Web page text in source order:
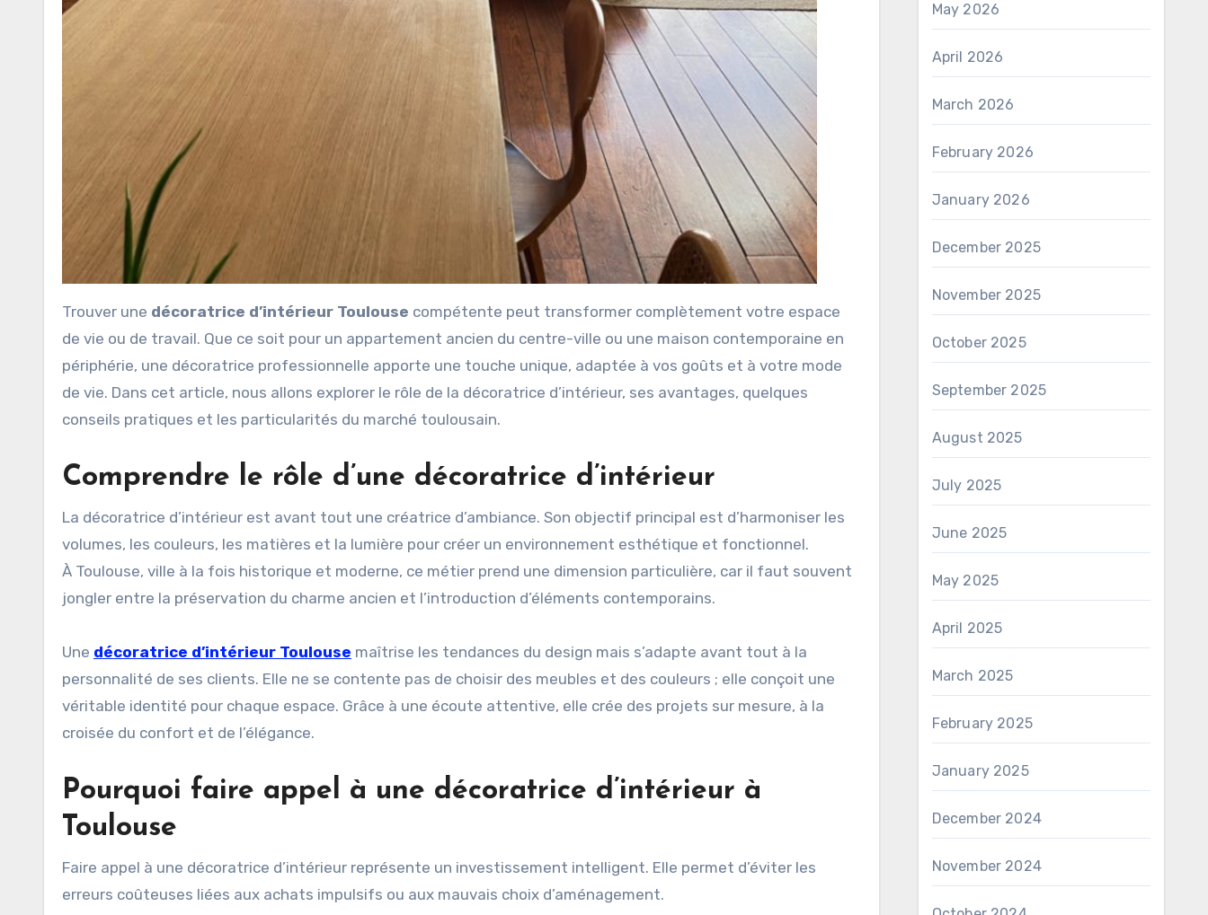
Trouver une décoratrice d’intérieur Toulouse compétente peut transformer complètement votre espace
de vie ou de travail. Que ce soit pour un appartement ancien du centre-ville ou une maison contemporaine en
périphérie, une décoratrice professionnelle apporte une touche unique, adaptée à vos goûts et à votre mode
de vie. Dans cet article, nous allons explorer le rôle de la décoratrice d’intérieur, ses avantages, quelques
conseils pratiques et les particularités du marché toulousain.
Comprendre le rôle d’une décoratrice d’intérieur
La décoratrice d’intérieur est avant tout une créatrice d’ambiance. Son objectif principal est d’harmoniser les
volumes, les couleurs, les matières et la lumière pour créer un environnement esthétique et fonctionnel.
À Toulouse, ville à la fois historique et moderne, ce métier prend une dimension particulière, car il faut souvent
jongler entre la préservation du charme ancien et l’introduction d’éléments contemporains.
Une décoratrice d’intérieur Toulouse maîtrise les tendances du design mais s’adapte avant tout à la
personnalité de ses clients. Elle ne se contente pas de choisir des meubles et des couleurs ; elle conçoit une
véritable identité pour chaque espace. Grâce à une écoute attentive, elle crée des projets sur mesure, à la
croisée du confort et de l’élégance.
Pourquoi faire appel à une décoratrice d’intérieur à
Toulouse
Faire appel à une décoratrice d’intérieur représente un investissement intelligent. Elle permet d’éviter les
erreurs coûteuses liées aux achats impulsifs ou aux mauvais choix d’aménagement.
May 2026
April 2026
March 2026
February 2026
January 2026
December 2025
November 2025
October 2025
September 2025
August 2025
July 2025
June 2025
May 2025
April 2025
March 2025
February 2025
January 2025
December 2024
November 2024